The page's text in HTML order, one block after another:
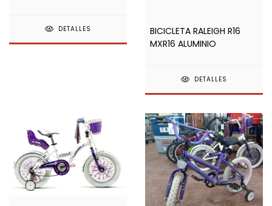
DETALLES
BICICLETA RALEIGH R16
MXR16 ALUMINIO
DETALLES